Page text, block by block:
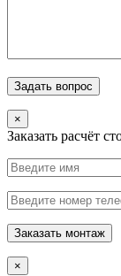
×
Заказать расчёт
×